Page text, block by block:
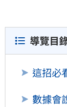
導覽目
這招必
數據會